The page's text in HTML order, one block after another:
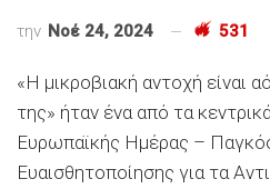
την Νοέ 24, 2024 531
«Η μικροβιακή αντοχή είναι
της» ήταν ένα από τα
Ευρωπαϊκής Ημέρας –
Ευαισθητοποίησης για τα